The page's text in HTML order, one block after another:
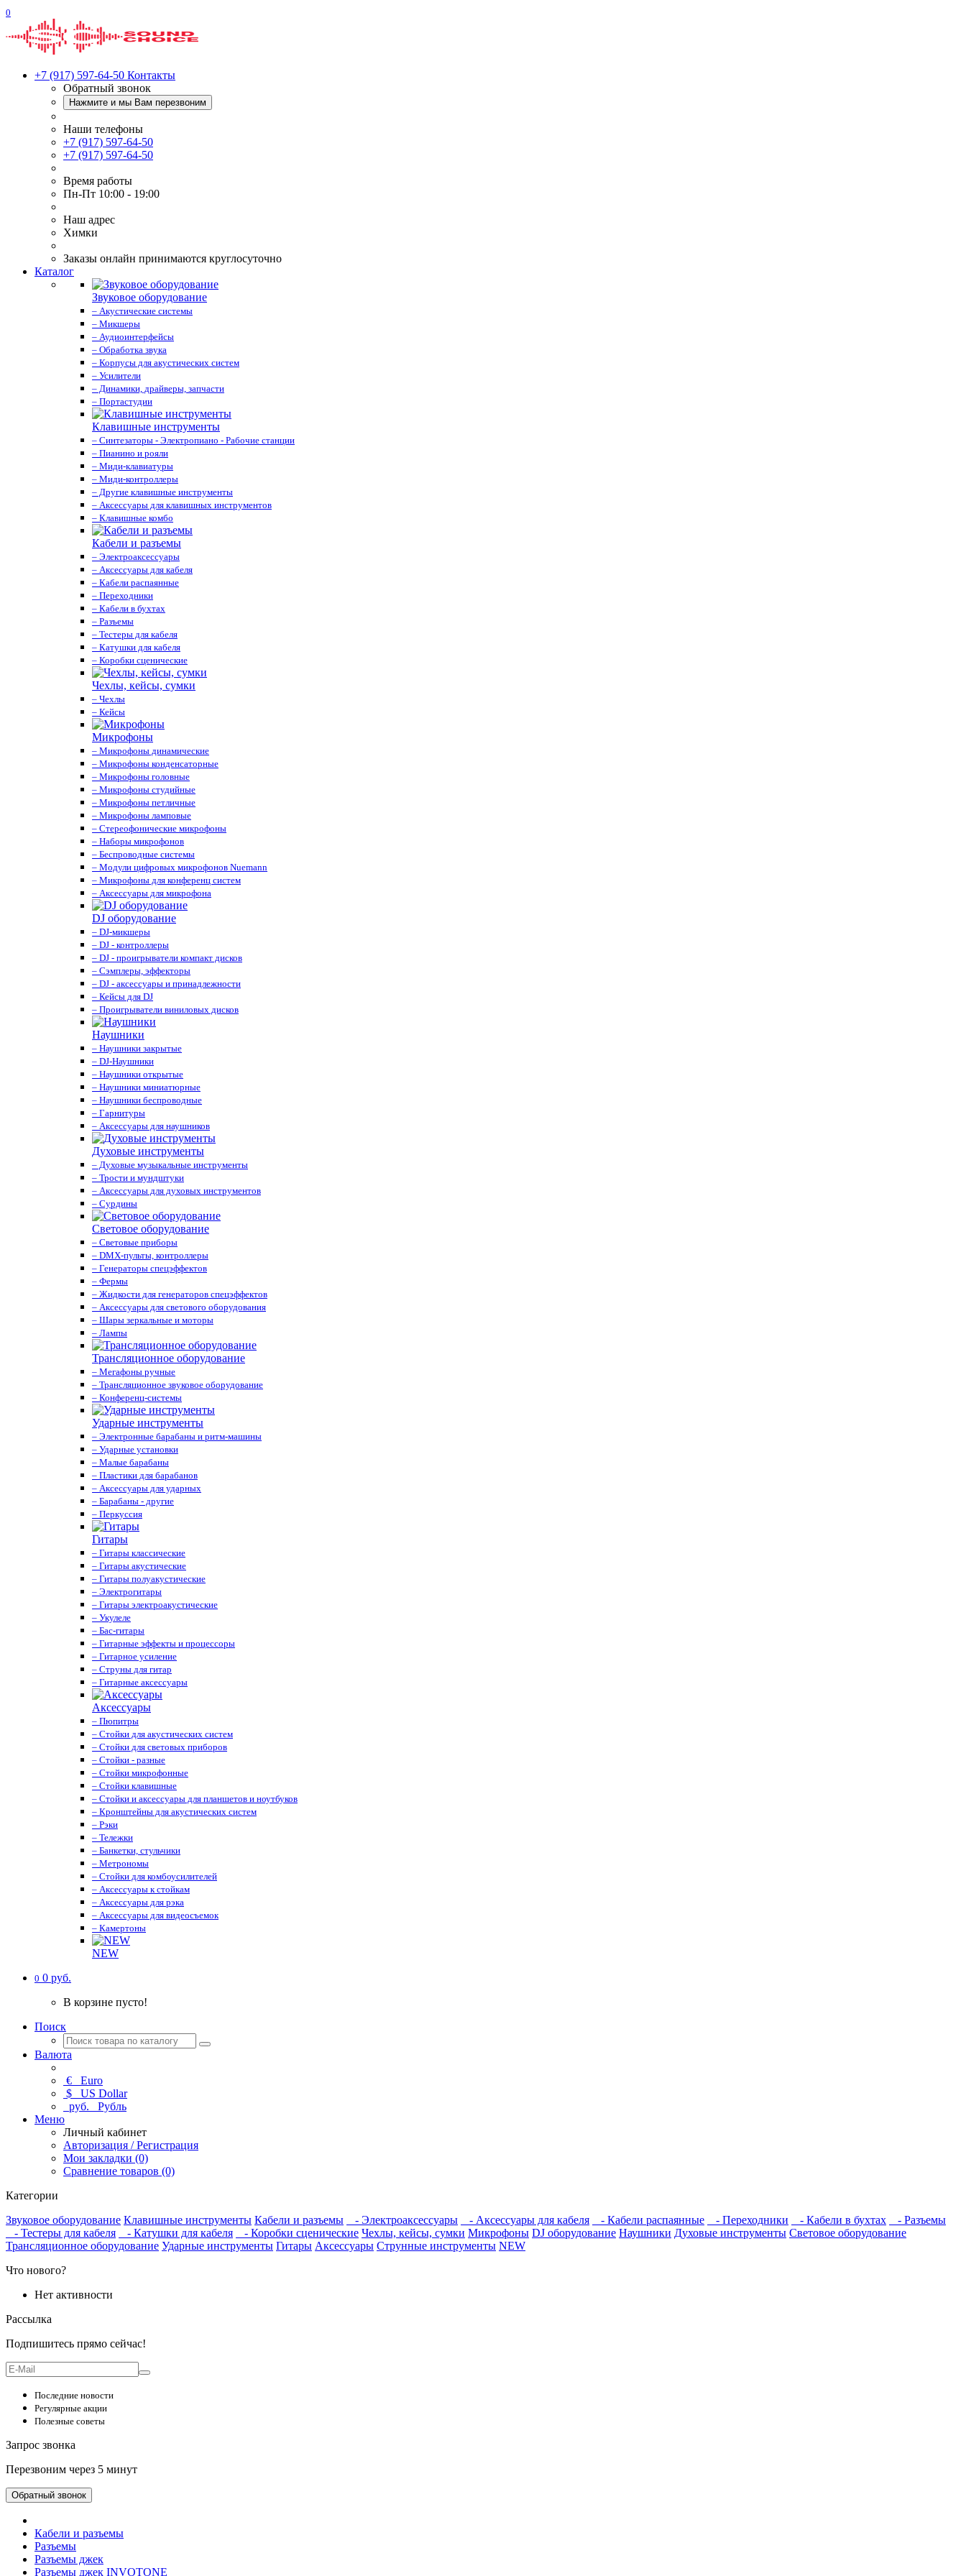
0
+7 (917) 597-64-50 Контакты
Обратный звонок
Нажмите и мы Вам перезвоним
Наши телефоны
+7 (917) 597-64-50
+7 (917) 597-64-50
Время работы
Пн-Пт 10:00 - 19:00
Наш адрес
Химки
Заказы онлайн принимаются круглосуточно
Каталог
Звуковое оборудование
– Акустические системы
– Микшеры
– Аудиоинтерфейсы
– Обработка звука
– Корпусы для акустических систем
– Усилители
– Динамики, драйверы, запчасти
– Портастудии
Клавишные инструменты
– Синтезаторы - Электропиано - Рабочие станции
– Пианино и рояли
– Миди-клавиатуры
– Миди-контроллеры
– Другие клавишные инструменты
– Аксессуары для клавишных инструментов
– Клавишные комбо
Кабели и разъемы
– Электроаксессуары
– Аксессуары для кабеля
– Кабели распаянные
– Переходники
– Кабели в бухтах
– Разъемы
– Тестеры для кабеля
– Катушки для кабеля
– Коробки сценические
Чехлы, кейсы, сумки
– Чехлы
– Кейсы
Микрофоны
– Микрофоны динамические
– Микрофоны конденсаторные
– Микрофоны головные
– Микрофоны студийные
– Микрофоны петличные
– Микрофоны ламповые
– Стереофонические микрофоны
– Наборы микрофонов
– Беспроводные системы
– Модули цифровых микрофонов Nuemann
– Микрофоны для конференц систем
– Аксессуары для микрофона
DJ оборудование
– DJ-микшеры
– DJ - контроллеры
– DJ - проигрыватели компакт дисков
– Сэмплеры, эффекторы
– DJ - аксессуары и принадлежности
– Кейсы для DJ
– Проигрыватели виниловых дисков
Наушники
– Наушники закрытые
– DJ-Наушники
– Наушники открытые
– Наушники миниатюрные
– Наушники беспроводные
– Гарнитуры
– Аксессуары для наушников
Духовые инструменты
– Духовые музыкальные инструменты
– Трости и мундштуки
– Аксессуары для духовых инструментов
– Сурдины
Световое оборудование
– Световые приборы
– DMX-пульты, контроллеры
– Генераторы спецэффектов
– Фермы
– Жидкости для генераторов спецэффектов
– Аксессуары для светового оборудования
– Шары зеркальные и моторы
– Лампы
Трансляционное оборудование
– Мегафоны ручные
– Трансляционное звуковое оборудование
– Конференц-системы
Ударные инструменты
– Электронные барабаны и ритм-машины
– Ударные установки
– Малые барабаны
– Пластики для барабанов
– Аксессуары для ударных
– Барабаны - другие
– Перкуссия
Гитары
– Гитары классические
– Гитары акустические
– Гитары полуакустические
– Электрогитары
– Гитары электроакустические
– Укулеле
– Бас-гитары
– Гитарные эффекты и процессоры
– Гитарное усиление
– Струны для гитар
– Гитарные аксессуары
Аксессуары
– Пюпитры
– Стойки для акустических систем
– Стойки для световых приборов
– Стойки - разные
– Стойки микрофонные
– Стойки клавишные
– Стойки и аксессуары для планшетов и ноутбуков
– Кронштейны для акустических систем
– Рэки
– Тележки
– Банкетки, стульчики
– Метрономы
– Стойки для комбоусилителей
– Аксессуары к стойкам
– Аксессуары для рэка
– Аксессуары для видеосъемок
– Камертоны
NEW
0 0 руб.
В корзине пусто!
Поиск
Валюта
€ Euro
$ US Dollar
руб. Рубль
Меню
Личный кабинет
Авторизация / Регистрация
Мои закладки (0)
Сравнение товаров (0)
Категории
Звуковое оборудование Клавишные инструменты Кабели и разъемы - Электроаксессуары - Аксессуары для кабеля - Кабели распаянные - Переходники - Кабели в бухтах
- Разъемы
- Тестеры для кабеля
- Катушки для кабеля - Коробки сценические Чехлы, кейсы, сумки Микрофоны DJ оборудование Наушники Духовые инструменты Световое оборудование
Трансляционное оборудование Ударные инструменты Гитары Аксессуары Струнные инструменты NEW
Что нового?
Нет активности
Рассылка
Подпишитесь прямо сейчас!
Последние новости
Регулярные акции
Полезные советы
Запрос звонка
Перезвоним через 5 минут
Обратный звонок
Кабели и разъемы
Разъемы
Разъемы джек
Разъемы джек INVOTONE